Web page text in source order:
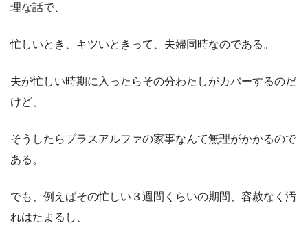
理な話で、
忙しいとき、キツいときって、夫婦同時なのである。
夫が忙しい時期に入ったらその分わたしがカバーするのだ
けど、
そうしたらプラスアルファの家事なんて無理がかかるので
ある。
でも、例えばその忙しい３週間くらいの期間、容赦なく汚
れはたまるし、